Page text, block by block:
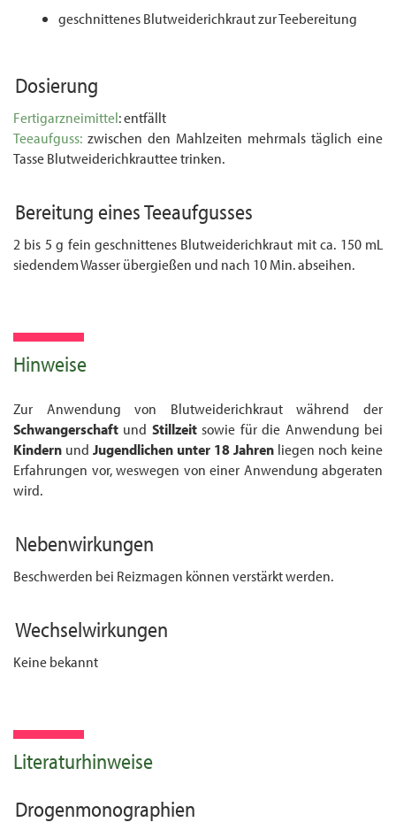
geschnittenes Blutweiderichkraut zur Teebereitung
Dosierung
Fertigarzneimittel: entfällt
Teeaufguss: zwischen den Mahlzeiten mehrmals täglich eine
Tasse Blutweiderichkrauttee trinken.
Bereitung einesTeeaufgusses
2 bis 5 g fein geschnittenes Blutweiderichkraut mit ca. 150 mL
siedendem Wasser übergießen und nach 10 Min. abseihen.
Hinweise
Zur Anwendung von Blutweiderichkraut während der
Schwangerschaft und Stillzeitsowie für die Anwendung bei
Kindern und Jugendlichen unter 18 Jahren liegen noch keine
Erfahrungen vor, weswegen von einer Anwendung abgeraten
wird.
Nebenwirkungen
Beschwerden bei Reizmagen können verstärkt werden.
Wechselwirkungen
Keine bekannt
Literaturhinweise
Drogenmonographien